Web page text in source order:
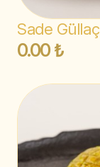
Sade Güllaç
0.00 ₺